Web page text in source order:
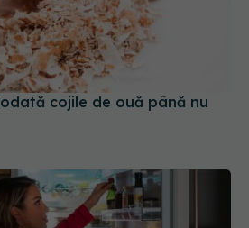
cojile de ouă până nu